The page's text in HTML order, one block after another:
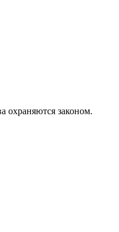
охраняются законом.